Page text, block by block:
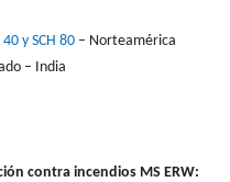
40 y SCH 80 – Norteamérica
– India
contra incendios MS ERW: